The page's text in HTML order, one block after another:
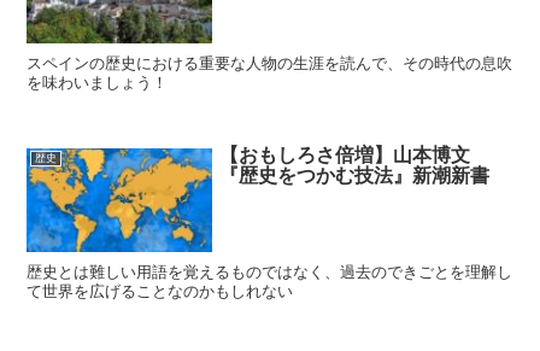
スペインの歴史における重要な人物の生涯を読んで、その時代の息吹
を味わいましょう！
歴史
【おもしろさ倍増】山本博文
『歴史をつかむ技法』新潮新書
歴史とは難しい用語を覚えるものではなく、過去のできごとを理解し
て世界を広げることなのかもしれない